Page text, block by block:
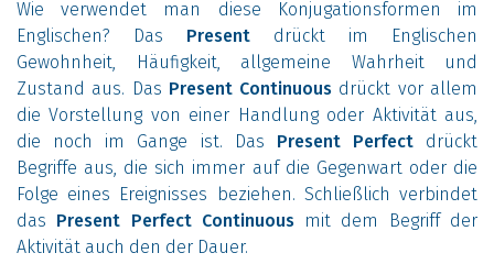
Wie verwendet man diese Konjugationsformen im
Englischen? Das Present drückt im Englischen
Gewohnheit, Häufigkeit, allgemeine Wahrheit und
Zustand aus. Das Present Continuous drückt vor allem
die Vorstellung von einer Handlung oder Aktivität aus,
die noch im Gange ist. Das Present Perfectdrückt
Begriffe aus, die sich immer auf die Gegenwart oder die
Folge eines Ereignisses beziehen. Schließlich verbindet
das Present Perfect Continuousmit dem Begriff der
Aktivität auch den der Dauer.